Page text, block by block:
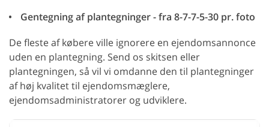
Gentegning af plantegninger - fra 8-7-7-5-30 pr. foto
De fleste af købere ville ignorere en ejendomsannonce
uden en plantegning. Send os skitsen eller
plantegningen, så vil vi omdanne den til plantegninger
af høj kvalitet til ejendomsmæglere,
ejendomsadministratorer og udviklere.